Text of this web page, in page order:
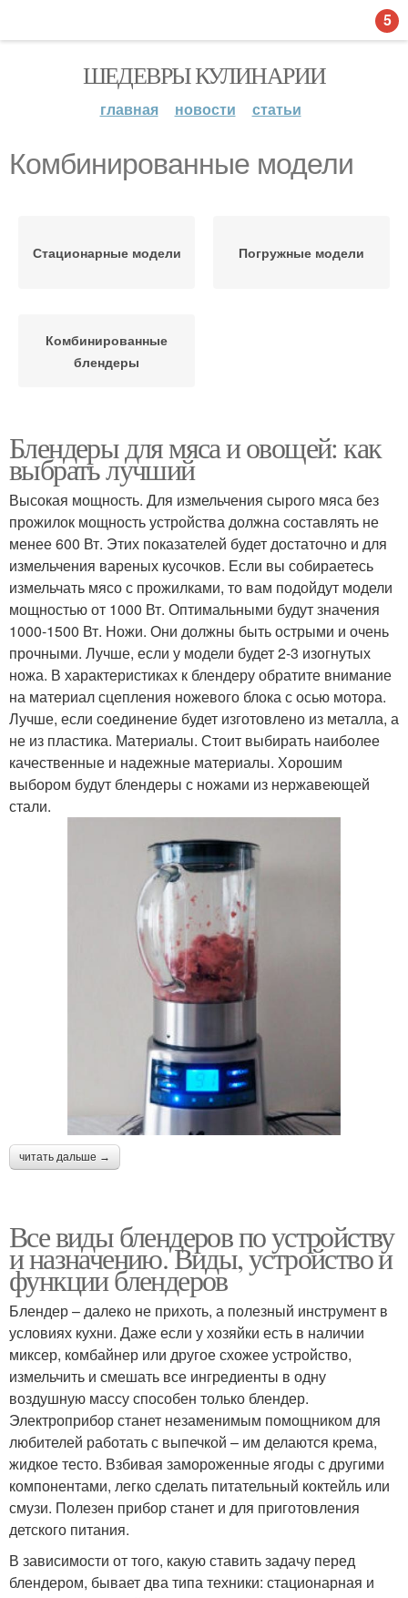
ШЕДЕВРЫ КУЛИНАРИИ
главная новости статьи
Комбинированные модели
Стационарные модели Погружные модели
Комбинированные
блендеры
Блендеры для мяса и овощей: как
выбрать лучший
Высокая мощность. Для измельчения сырого мяса без
прожилок мощность устройства должна составлять не
менее 600 Вт. Этих показателей будет достаточно и для
измельчения вареных кусочков. Если вы собираетесь
измельчать мясо с прожилками, то вам подойдут модели
мощностью от 1000 Вт. Оптимальными будут значения
1000-1500 Вт. Ножи. Они должны быть острыми и очень
прочными. Лучше, если у модели будет 2-3 изогнутых
ножа. В характеристиках к блендеру обратите внимание
на материал сцепления ножевого блока с осью мотора.
Лучше, если соединение будет изготовлено из металла, а
не из пластика. Материалы. Стоит выбирать наиболее
качественные и надежные материалы. Хорошим
выбором будут блендеры с ножами из нержавеющей
стали.
читать дальше →
Все виды блендеров по устройству
и назначению. Виды, устройство и
функции блендеров
Блендер – далеко не прихоть, а полезный инструмент в
условиях кухни. Даже если у хозяйки есть в наличии
миксер, комбайнер или другое схожее устройство,
измельчить и смешать все ингредиенты в одну
воздушную массу способен только блендер.
Электроприбор станет незаменимым помощником для
любителей работать с выпечкой – им делаются крема,
жидкое тесто. Взбивая замороженные ягоды с другими
компонентами, легко сделать питательный коктейль или
смузи. Полезен прибор станет и для приготовления
детского питания.
В зависимости от того, какую ставить задачу перед
блендером, бывает два типа техники: стационарная и
5